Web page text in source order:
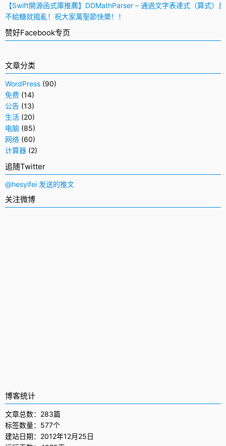
【Swift開源函式庫推薦】DDMathParser – 通過文字表達式（算式）
不給糖就搗亂！祝大家萬聖節快樂！！
赞好Facebook专页
文章分类
WordPress (90)
免费 (14)
公告 (13)
生活 (20)
电脑 (85)
网络 (60)
计算器 (2)
追随Twitter
@hesyifei 发送的推文
关注微博
博客统计
文章总数：283篇
标签数量：577个
建站日期：2012年12月25日